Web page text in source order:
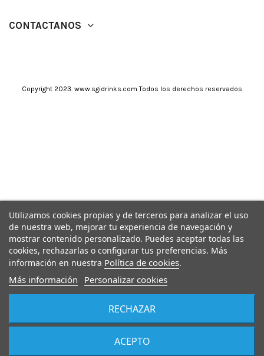
CONTACTANOS
Utilizamos cookies propias y de terceros para analizar el uso
de nuestra web, mejorar tu experiencia de navegación y
mostrar contenido personalizado. Puedes aceptar todas las
cookies, rechazarlas o configurar tus preferencias. Más
información en nuestra Política de cookies.
Más información Personalizar cookies
RECHAZAR
ACEPTO
Copyright 2023. www.sgidrinks.com Todos los derechos reservados